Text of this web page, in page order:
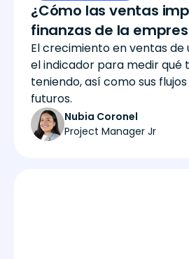
¿Cómo las ventas
finanzas de la
El crecimiento en ventas de
el indicador para medir qué
teniendo, así como sus
futuros.
Nubia Coronel
Project Manager Jr